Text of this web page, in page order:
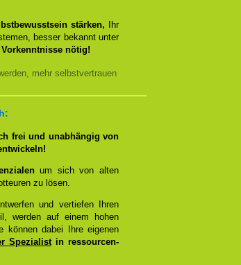
stärken, Ihr
besser bekannt unter
nötig!
mehr selbstvertrauen
frei und unabhängig von
um sich von alten
zu lösen.
und vertiefen Ihren
werden auf einem hohen
können dabei Ihre eigenen
Spezialistin ressourcen-